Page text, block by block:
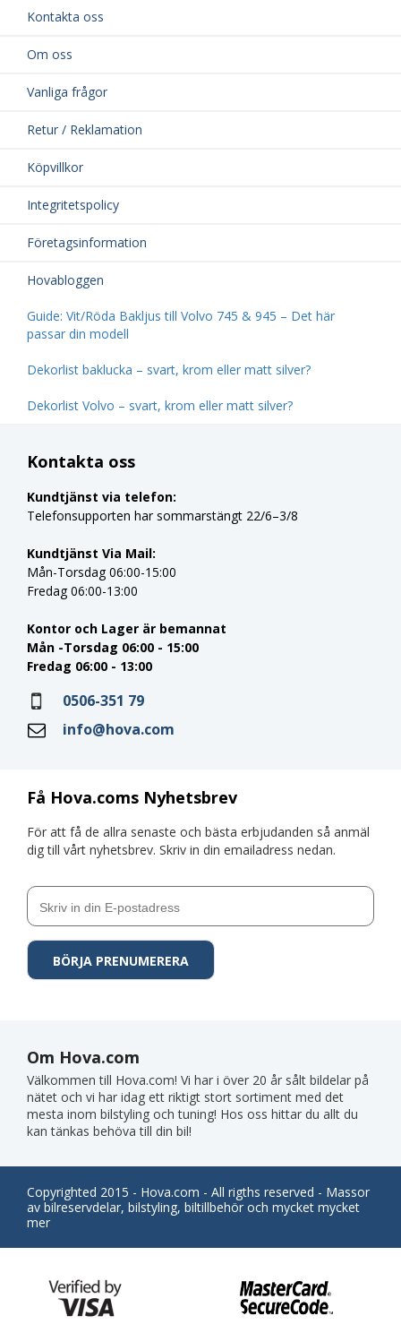
Kontakta oss
Om oss
Vanliga frågor
Retur / Reklamation
Köpvillkor
Integritetspolicy
Företagsinformation
Hovabloggen
Guide: Vit/Röda Bakljus till Volvo 745 & 945 – Det här
passar din modell
Dekorlist baklucka – svart, krom eller matt silver?
Dekorlist Volvo – svart, krom eller matt silver?
Få Hova.coms Nyhetsbrev
För att få de allra senaste och bästa erbjudanden så anmäl
dig till vårt nyhetsbrev. Skriv in din emailadress nedan.
Kontakta oss
Kundtjänst via telefon:
Telefonsupporten har sommarstängt 22/6–3/8
Kundtjänst Via Mail:
Mån-Torsdag 06:00-15:00
Fredag 06:00-13:00
Kontor och Lager är bemannat
Mån -Torsdag 06:00 - 15:00
Fredag 06:00 - 13:00
0506-351 79
info@hova.com
Om Hova.com
Välkommen till Hova.com! Vi har i över 20 år sålt bildelar på
nätet och vi har idag ett riktigt stort sortiment med det
mesta inom bilstyling och tuning! Hos oss hittar du allt du
kan tänkas behöva till din bil!
Copyrighted 2015 - Hova.com - All rigths reserved - Massor
av bilreservdelar, bilstyling, biltillbehör och mycket mycket
mer